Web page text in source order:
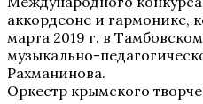
аккордеоне и гармонике,
марта 2019 г. в
музыкально-
Рахманинова.
Оркестр крымского